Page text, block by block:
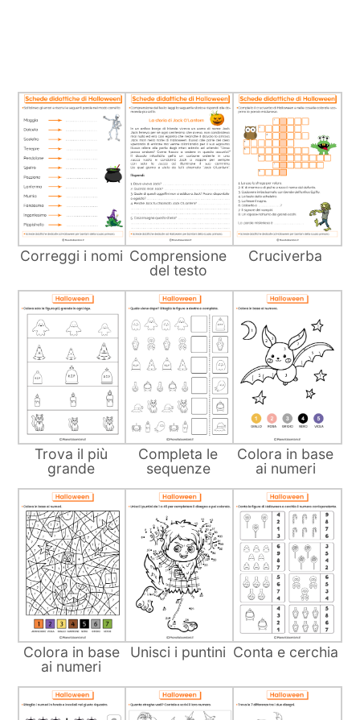
Correggi i nomi Comprensione
del testo
Cruciverba
Trova il più
grande
Completa le
sequenze
Colora in base
ai numeri
Colora in base
ai numeri
Unisci i puntini Conta e cerchia